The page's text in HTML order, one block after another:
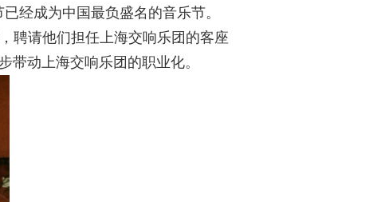
经成为中国最负盛名的音乐节。
聘请他们担任上海交响乐团的客座
动上海交响乐团的职业化。